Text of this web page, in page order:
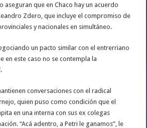
aseguran que en Chaco hay un acuerdo
Zdero, que incluye el compromiso de
y nacionales en simultáneo.
un pacto similar con el entrerriano
en este caso no se contempla la
conversaciones con el radical
quien puso como condición que el
en una interna con sus ex colegas
“Acá adentro, a Petri le ganamos”, le